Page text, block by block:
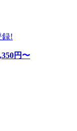
録!
円〜